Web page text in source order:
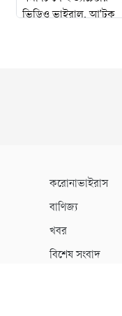
করোনাভাইরাস
বাণিজ্য
খবর
বিশেষ সংবাদ